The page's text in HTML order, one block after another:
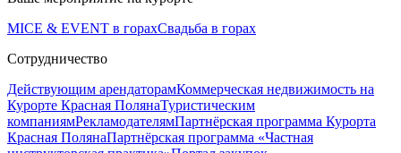
MICE & EVENT в горахСвадьба в горах
Сотрудничество
Действующим арендаторамКоммерческая недвижимость на
Курорте Красная ПолянаТуристическим
компаниямРекламодателямПартнёрская программа Курорта
Красная ПолянаПартнёрская программа «Частная